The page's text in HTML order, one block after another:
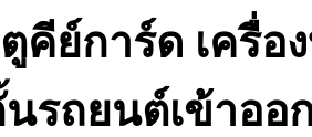
ตูคีย์การ์ด เครื่
รถยนต์เข้าออ